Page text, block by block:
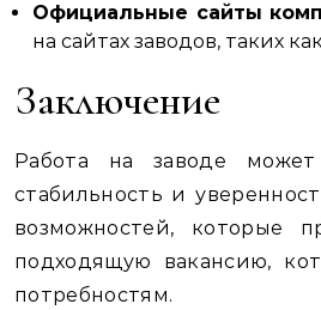
Официальные сайты
на сайтах заводов, таких
Заключение
Работа на заводе
стабильность и
возможностей, которые
подходящую вакансию,
потребностям.